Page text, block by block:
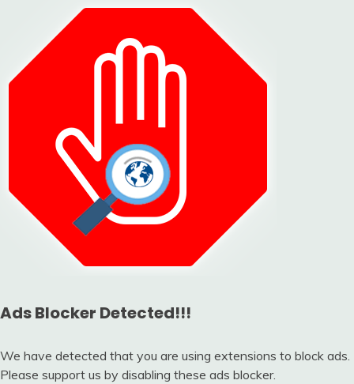
Ads Blocker Detected!!!
We have detected that you are using extensions to block ads.
Please support us by disabling these ads blocker.